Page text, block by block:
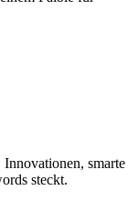
smarte
steckt.